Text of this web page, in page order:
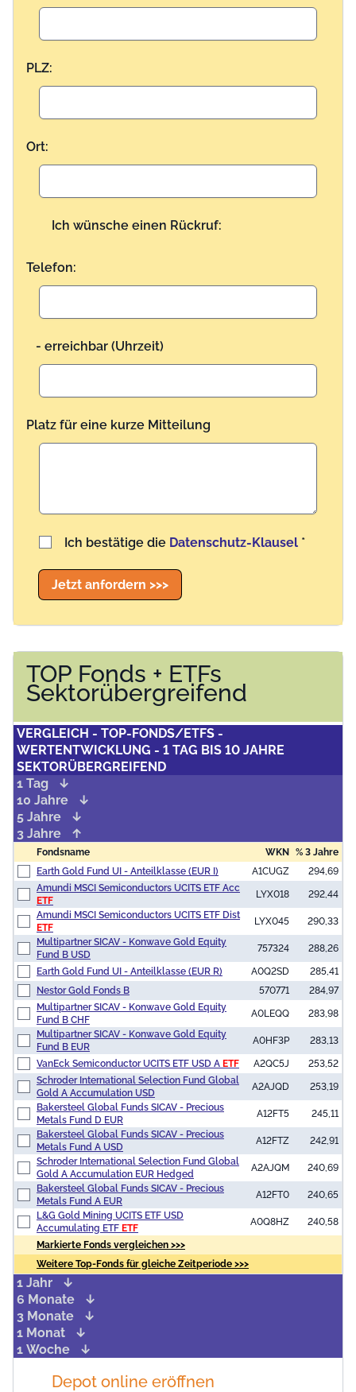
PLZ:
Ort:
Ich wünsche einen Rückruf:
Telefon:
- erreichbar (Uhrzeit)
Platz für eine kurze Mitteilung
Benutzername
Ich bestätige die Datenschutz-Klausel *
Jetzt anfordern >>>
TOP Fonds + ETFs
Sektorübergreifend
VERGLEICH - TOP-FONDS/ETFS -
WERTENTWICKLUNG - 1 TAG BIS 10 JAHRE
SEKTORÜBERGREIFEND
1 Tag
10 Jahre
5 Jahre
3 Jahre
Fondsname WKN % 3 Jahre
Earth Gold Fund UI - Anteilklasse (EUR I)
A1CUGZ
294,69
Amundi MSCI Semiconductors UCITS ETF Acc
ETF
LYX018
292,44
Amundi MSCI Semiconductors UCITS ETF Dist
ETF
LYX045
290,33
Multipartner SICAV - Konwave Gold Equity
Fund B USD
757324 288,26
Earth Gold Fund UI - Anteilklasse (EUR R) A0Q2SD
285,41
Nestor Gold Fonds B
570771
284,97
Multipartner SICAV - Konwave Gold Equity
Fund B CHF
A0LEQQ
283,98
Multipartner SICAV - Konwave Gold Equity
Fund B EUR
A0HF3P 283,13
VanEck Semiconductor UCITS ETF USD A ETF A2QC5J
253,52
Schroder International Selection Fund Global
Gold A Accumulation USD
A2AJQD
253,19
Bakersteel Global Funds SICAV - Precious
Metals Fund D EUR
A12FT5
245,11
Bakersteel Global Funds SICAV - Precious
Metals Fund A USD
A12FTZ
242,91
Schroder International Selection Fund Global
Gold A Accumulation EUR Hedged
A2AJQM
240,69
Bakersteel Global Funds SICAV - Precious
Metals Fund A EUR
A12FT0
240,65
L&G Gold Mining UCITS ETF USD
Accumulating ETF ETF
A0Q8HZ 240,58
Markierte Fonds vergleichen >>>
Weitere Top-Fonds für gleiche Zeitperiode >>>
1 Jahr
6 Monate
3 Monate
1 Monat
1 Woche
Depot online eröffnen